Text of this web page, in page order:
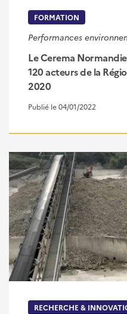
FORMATION
Performances
Le Cerema
120 acteurs de la
2020
Publié le 04/01/2022
RECHERCHE &